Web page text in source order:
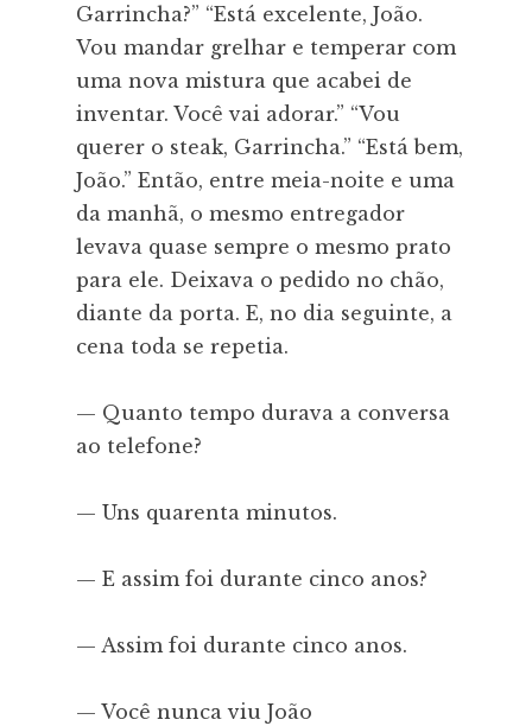
Garrincha?” “Está excelente, João.
Vou mandar grelhar e temperar com
uma nova mistura que acabei de
inventar. Você vai adorar.” “Vou
querer o steak, Garrincha.” “Está bem,
João.” Então, entre meia-noite e uma
da manhã, o mesmo entregador
levava quase sempre o mesmo prato
para ele. Deixava o pedido no chão,
diante da porta. E, no dia seguinte, a
cena toda se repetia.
— Quanto tempo durava a conversa
ao telefone?
— Uns quarenta minutos.
— E assim foi durante cinco anos?
— Assim foi durante cinco anos.
— Você nunca viu João